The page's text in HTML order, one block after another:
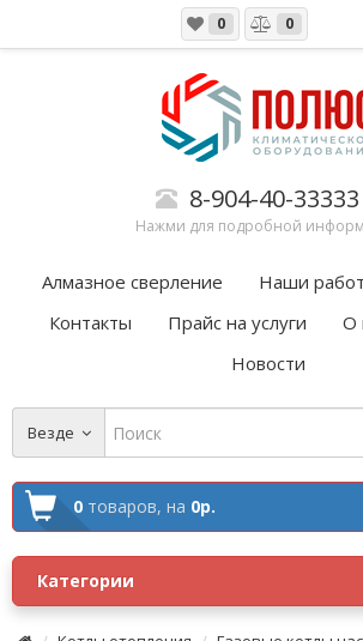
0 0
8-904-40-33333
Нажми для подробной
Алмазное сверление Наши
Контакты
Прайс на услуги О
Новости
Везде
0 товаров, на 0р.
Категории